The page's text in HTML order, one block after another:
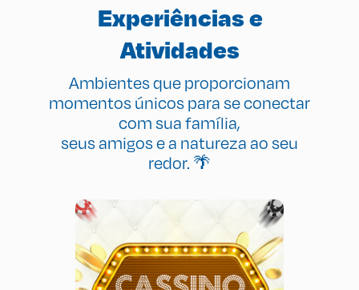
Experiências e
Atividades
Ambientes que proporcionam
momentos únicos para se conectar
com sua família,
seus amigos e a natureza ao seu
redor. 🌴